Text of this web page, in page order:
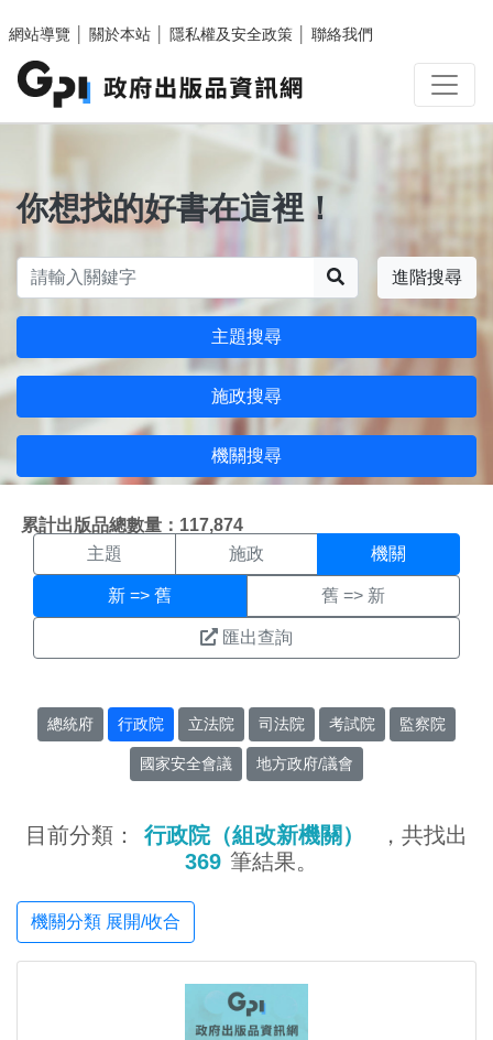
網站導覽
關於本站 隱私權及安全政策 聯絡我們
你想找的好書在這裡！
進階搜尋
主題搜尋
施政搜尋
機關搜尋
累計出版品總數量：117,874
機關搜尋結果頁面
主題 施政 機關
新 => 舊 舊 => 新
匯出查詢
總統府 行政院 立法院 司法院 考試院 監察院
國家安全會議 地方政府/議會
目前分類： 行政院（組改新機關）
，共找出
369 筆結果。
機關分類 展開/收合